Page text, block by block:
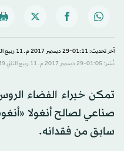
آخر تحديث: 01:11-29 ديسمبر 2017 م ـ 11 ربيع الثاني 1439 هـ
نُشر: 01:05-29 ديسمبر 2017 م ـ 11 ربيع الثاني 1439 هـ
تمكن خبراء الفضاء
سابق من فقدانه.